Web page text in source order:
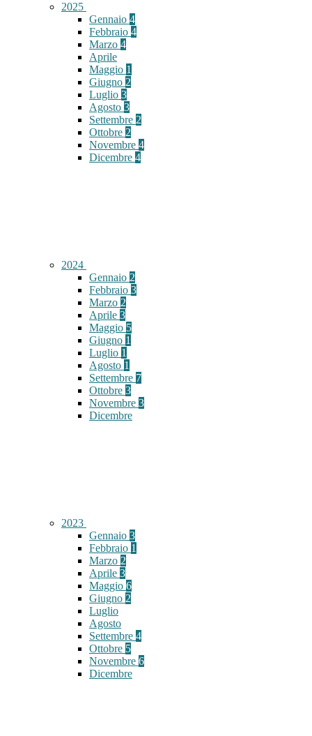
2025
Gennaio 4
Febbraio 4
Marzo 4
Aprile
Maggio 1
Giugno 2
Luglio 3
Agosto 3
Settembre 2
Ottobre 2
Novembre 4
Dicembre 4
2024
Gennaio 2
Febbraio 3
Marzo 2
Aprile 3
Maggio 5
Giugno 1
Luglio 1
Agosto 1
Settembre 7
Ottobre 3
Novembre 3
Dicembre
2023
Gennaio 3
Febbraio 1
Marzo 2
Aprile 3
Maggio 6
Giugno 2
Luglio
Agosto
Settembre 4
Ottobre 5
Novembre 6
Dicembre